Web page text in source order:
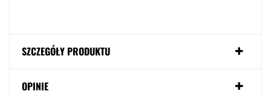
SZCZEGÓŁY PRODUKTU
OPINIE